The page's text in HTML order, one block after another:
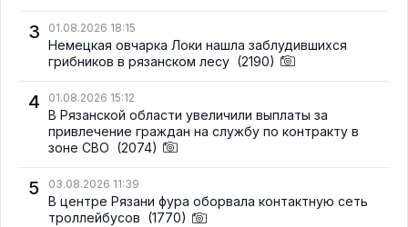
3 01.08.2026 18:15
Немецкая овчарка Локи нашла заблудившихся
грибников в рязанском лесу (2190)
4 01.08.2026 15:12
В Рязанской области увеличили выплаты за
привлечение граждан на службу по контракту в
зоне СВО (2074)
5 03.08.2026 11:39
В центре Рязани фура оборвала контактную сеть
троллейбусов (1770)